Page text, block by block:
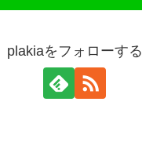
plakiaをフォローする